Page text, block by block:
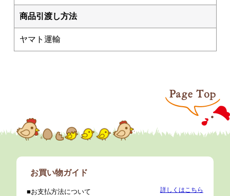
商品引渡し方法
ヤマト運輸
お買い物ガイド
お支払方法について 詳しくはこちら